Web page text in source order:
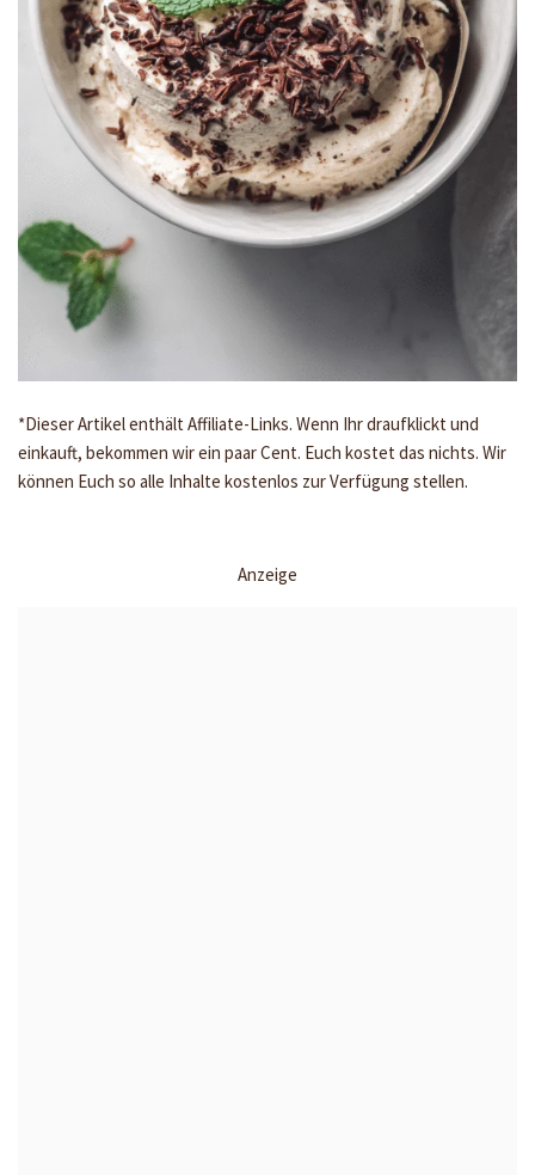
*Dieser Artikel enthält Affiliate-Links. Wenn Ihr draufklickt und
einkauft, bekommen wir ein paar Cent. Euch kostet das nichts. Wir
können Euch so alle Inhalte kostenlos zur Verfügung stellen.
Anzeige